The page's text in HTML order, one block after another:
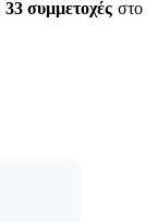
33 συμμετοχές στο